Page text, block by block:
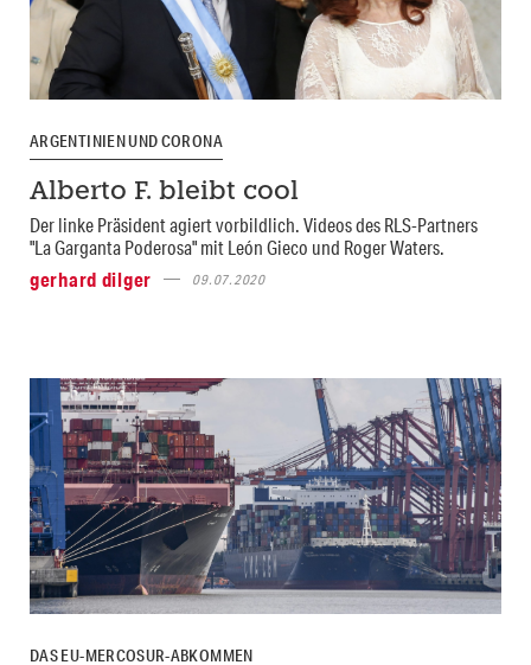
ARGENTINIEN UND CORONA
Alberto F. bleibt cool
Der linke Präsident agiert vorbildlich. Videos des RLS-Partners
"La Garganta Poderosa" mit León Gieco und Roger Waters.
gerhard dilger
09.07.2020
DAS EU-MERCOSUR-ABKOMMEN